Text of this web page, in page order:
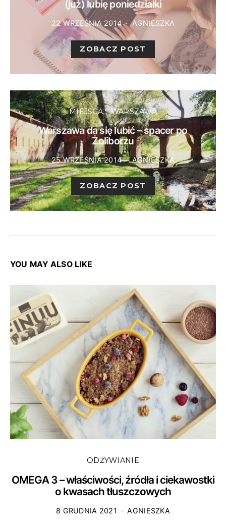
(już) lubię poniedziałki
22 WRZEŚNIA 2014 AGNIESZKA
ZOBACZ POST
MIEJSCA WARSZAWA
Warszawa da się lubić – spacer po
Żoliborzu
25 WRZEŚNIA 2014 AGNIESZKA
ZOBACZ POST
YOU MAY ALSO LIKE
ODŻYWIANIE
OMEGA 3 – właściwości, źródła i ciekawostki
o kwasach tłuszczowych
8 GRUDNIA 2021 AGNIESZKA